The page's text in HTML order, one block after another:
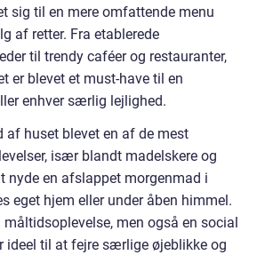
sig til en mere omfattende menu
af retter. Fra etablerede
til trendy caféer og restauranter,
er blevet et must-have til en
enhver særlig lejlighed.
af huset blevet en af de mest
især blandt madelskere og
nyde en afslappet morgenmad i
eget hjem eller under åben himmel.
måltidsoplevelse, men også en social
ideel til at fejre særlige øjeblikke og